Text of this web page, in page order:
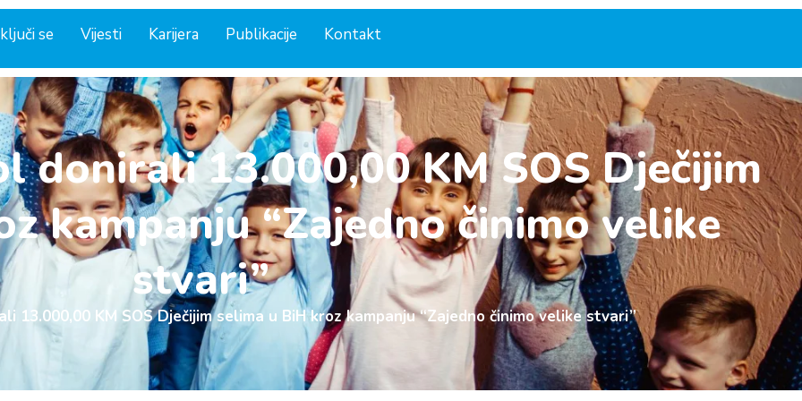
se Vijesti Karijera Publikacije Kontakt
donirali 13.000,00 KM SOS Dječijim
kampanju “Zajedno činimo velike
stvari”
13.000,00 KM SOS Dječijim selima u BiH kroz kampanju “Zajedno činimo velike stvari”